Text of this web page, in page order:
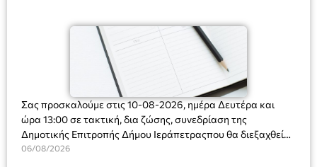
Σας προσκαλούμε στις 10-08-2026, ημέρα Δευτέρα και
ώρα 13:00 σε τακτική, δια ζώσης, συνεδρίαση της
Δημοτικής Επιτροπής Δήμου Ιεράπετραςπου θα διεξαχθεί
στο Δημοτικό Κατάστημα, Δημοκρατίας 31 στην αίθουσα
06/08/2026